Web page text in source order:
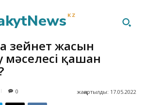
KZ
зейнет жасын
мәселесі қашан
жаңартылды: 17.05.2022
0